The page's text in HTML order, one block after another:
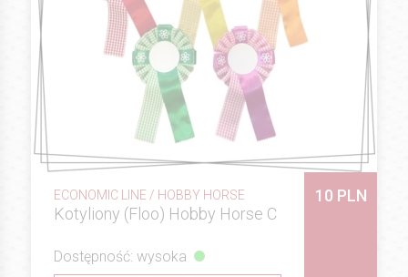
ECONOMIC LINE / HOBBY HORSE
Kotyliony (Floo) Hobby Horse C
10 PLN
Dostępność: wysoka